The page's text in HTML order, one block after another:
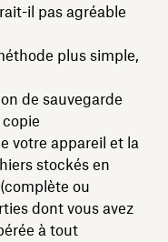
il pas agréable
plus simple,
de sauvegarde
votre appareil et la
stockés en
ou
dont vous avez
à tout